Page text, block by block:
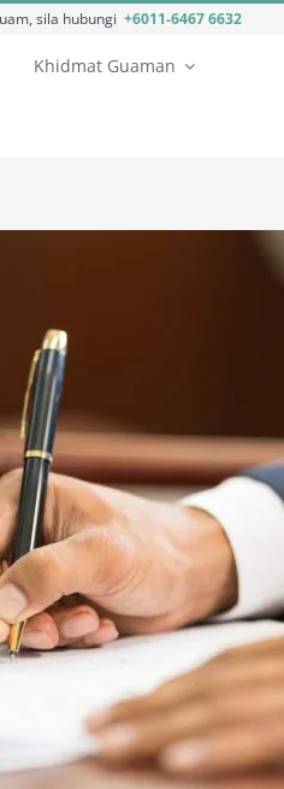
+6011-6467 6632
Khidmat Guaman